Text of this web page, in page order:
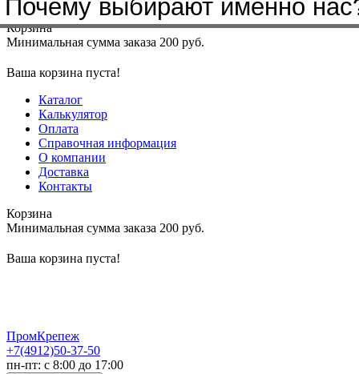
Меню+7(4912)50-37-50sbit@krep62.ru
Корзина
Минимальная сумма заказа 200 руб.
Ваша корзина пуста!
Каталог
Калькулятор
Оплата
Справочная информация
О компании
Доставка
Контакты
Корзина
Минимальная сумма заказа 200 руб.
Ваша корзина пуста!
ПромКрепеж
+7(4912)50-37-50
пн-пт: с 8:00 до 17:00
Почему выбирают именно